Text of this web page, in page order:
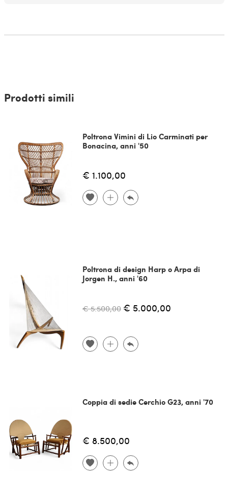
Prodotti simili
Poltrona Vimini di Lio Carminati per
Bonacina, anni '50
€ 1.100,00
Poltrona di design Harp o Arpa di
Jorgen H., anni '60
€ 5.500,00 € 5.000,00
Coppia di sedie Cerchio G23, anni '70
€ 8.500,00